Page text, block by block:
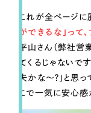
これが全ページに
ができるな」って
平山さん（弊社
てくるじゃないで
夫かな～？」と思
こで一気に安心感